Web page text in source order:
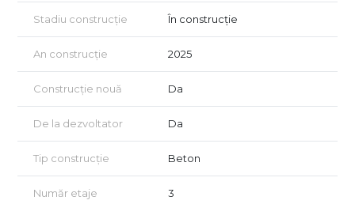
Stadiu construcție În construcție
An construcție 2025
Construcție nouă Da
De la dezvoltator Da
Tip construcție Beton
Număr etaje
3